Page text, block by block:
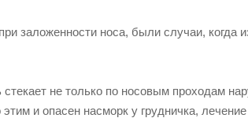
заложенности носа, были случаи, когда
не только по носовым проходам
и опасен насморк у грудничка,